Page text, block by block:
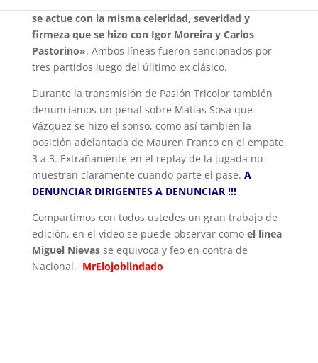
se actue con la misma celeridad, severidad y
firmeza que se hizo con Igor Moreira y Carlos
Pastorino». Ambos líneas fueron sancionados por
tres partidos luego del úlltimo ex clásico.
Durante la transmisión de Pasión Tricolor también
denunciamos un penal sobre Matías Sosa que
Vázquez se hizo el sonso, como así también la
posición adelantada de Mauren Franco en el empate
3 a 3. Extrañamente en el replay de la jugada no
muestran claramente cuando parte el pase. A
DENUNCIAR DIRIGENTES A DENUNCIAR !!!
Compartimos con todos ustedes un gran trabajo de
edición, en el video se puede observar como el línea
Miguel Nievas se equivoca y feo en contra de
Nacional. MrElojoblindado